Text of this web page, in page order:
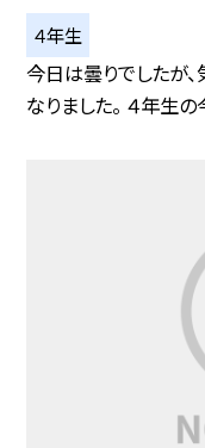
４年生
今日は曇りでしたが
なりました。 ４年生